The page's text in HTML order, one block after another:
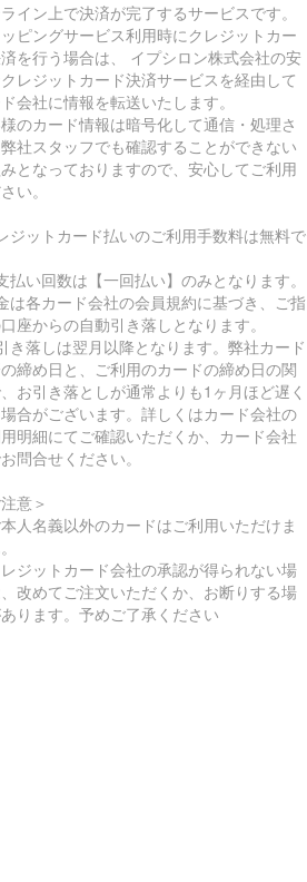
イン上で決済が完了するサービスです。
ピングサービス利用時にクレジットカー
済を行う場合は、 イプシロン株式会社の安
レジットカード決済サービスを経由して
会社に情報を転送いたします。
のカード情報は暗号化して通信・処理さ
社スタッフでも確認することができない
となっておりますので、安心してご利用
い。
ジットカード払いのご利用手数料は無料で
払い回数は【一回払い】のみとなります。
は各カード会社の会員規約に基づき、ご指
座からの自動引き落しとなります。
き落しは翌月以降となります。弊社カード
締め日と、ご利用のカードの締め日の関
お引き落としが通常よりも1ヶ月ほど遅く
合がございます。詳しくはカード会社の
明細にてご確認いただくか、カード会社
問合せください。
意＞
本人名義以外のカードはご利用いただけま
レジットカード会社の承認が得られない場
改めてご注文いただくか、お断りする場
ります。予めご了承ください